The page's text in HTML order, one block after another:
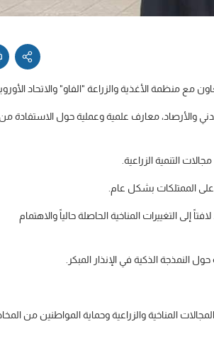
مع منظمة الأغذية والزراعة "الفاو" والاتحاد
للطيران المدني والأرصاد، معارف علمية وعملية حول الاستفادة من
التنمية الزراعية.
الممتلكات بشكل عام.
التغييرات المناخية الحاصلة حالياً والاهتمام
الذكية في الإنذار المبكر.
المناخية والزراعية وحماية المواطنين من